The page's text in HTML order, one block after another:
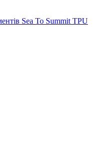
Sea To Summit TPU